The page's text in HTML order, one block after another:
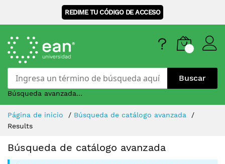
REDIME TU CÓDIGO DE ACCESO
Buscar
Búsqueda avanzada...
Skip
Content
Página de inicio
Búsqueda de catálogo avanzada
Results
Búsqueda de catálogo avanzada